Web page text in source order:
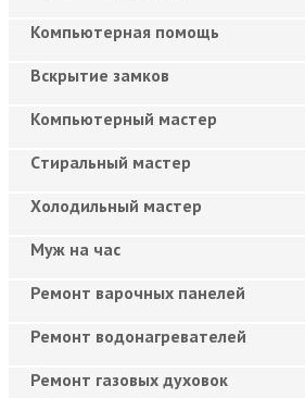
Компьютерная помощь
Вскрытие замков
Компьютерный мастер
Cтиральный мастер
Холодильный мастер
Муж на час
Ремонт варочных панелей
Ремонт водонагревателей
Ремонт газовых духовок